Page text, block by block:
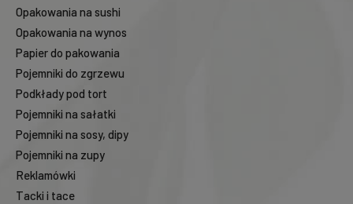
Opakowania na sushi
Opakowania na wynos
Papier do pakowania
Pojemniki do zgrzewu
Podkłady pod tort
Pojemniki na sałatki
Pojemniki na sosy, dipy
Pojemniki na zupy
Reklamówki
Tacki i tace